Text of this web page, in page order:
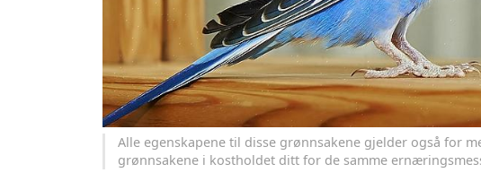
Alle egenskapene til disse grønnsakene gjelder også for
grønnsakene i kostholdet ditt for de samme